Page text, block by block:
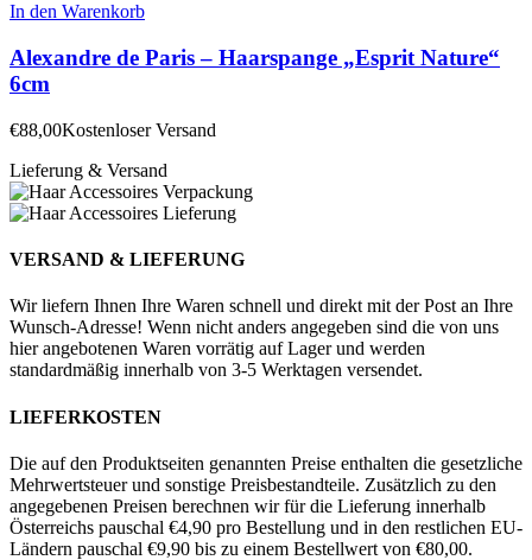
In den Warenkorb
Alexandre de Paris – Haarspange „Esprit Nature“
6cm
€88,00Kostenloser Versand
Lieferung & Versand
VERSAND & LIEFERUNG
Wir liefern Ihnen Ihre Waren schnell und direkt mit der Post an Ihre
Wunsch-Adresse! Wenn nicht anders angegeben sind die von uns
hier angebotenen Waren vorrätig auf Lager und werden
standardmäßig innerhalb von 3-5 Werktagen versendet.
LIEFERKOSTEN
Die auf den Produktseiten genannten Preise enthalten die gesetzliche
Mehrwertsteuer und sonstige Preisbestandteile. Zusätzlich zu den
angegebenen Preisen berechnen wir für die Lieferung innerhalb
Österreichs pauschal €4,90 pro Bestellung und in den restlichen EU-
Ländern pauschal €9,90 bis zu einem Bestellwert von €80,00.